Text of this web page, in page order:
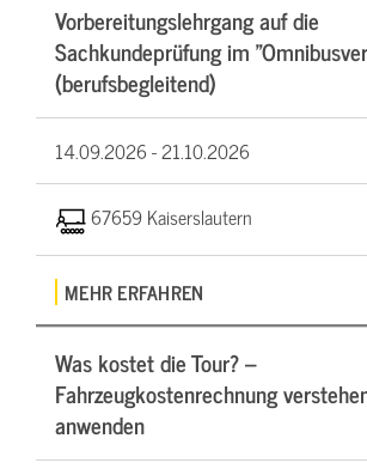
Vorbereitungslehrgang auf die
Sachkundeprüfung im
(berufsbegleitend)
14.09.2026 -21.10.2026
67659 Kaiserslautern
MEHR ERFAHREN
Was kostet die Tour? –
Fahrzeugkostenrechnung
anwenden